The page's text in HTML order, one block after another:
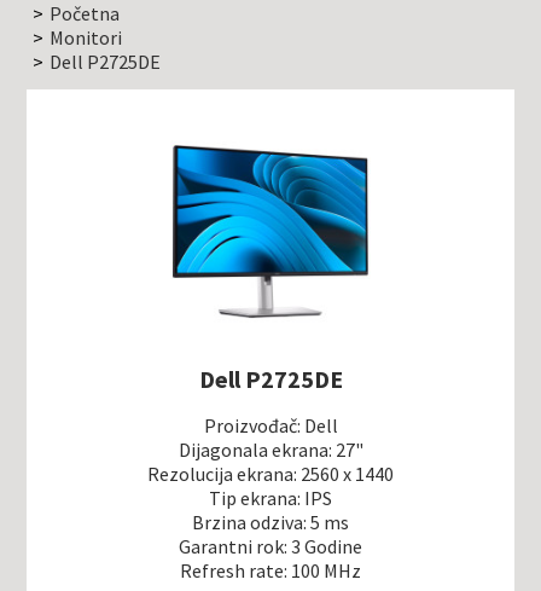
Početna
Monitori
Dell P2725DE
Dell P2725DE
Proizvođač: Dell
Dijagonala ekrana: 27"
Rezolucija ekrana: 2560 x 1440
Tip ekrana: IPS
Brzina odziva: 5 ms
Garantni rok: 3 Godine
Refresh rate: 100 MHz